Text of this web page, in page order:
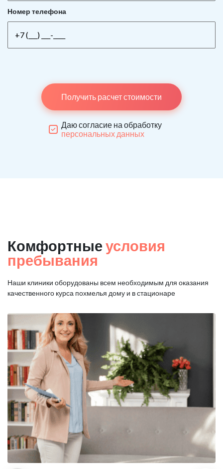
Номер телефона
Получить расчет стоимости
Даю согласие на обработку
персональных данных
Комфортные условия
пребывания
Наши клиники оборудованы всем необходимым для оказания
качественного курса похмелья дому и в стационаре